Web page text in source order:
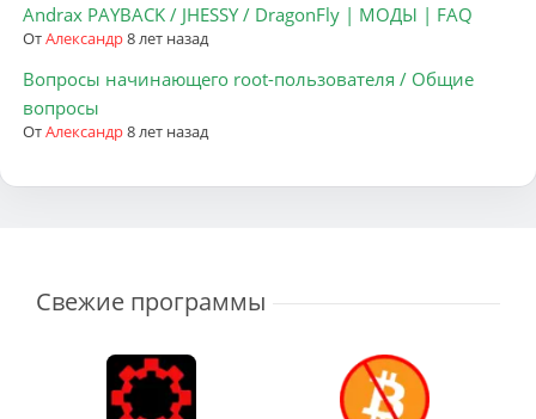
Andrax PAYBACK / JHESSY / DragonFly | МОДЫ | FAQ
ОтАлександр8 лет назад
Вопросы начинающего root-пользователя / Общие
вопросы
ОтАлександр8 лет назад
Свежие программы